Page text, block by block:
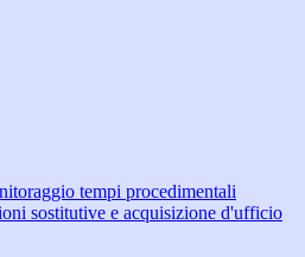
tempi procedimentali
sostitutive e acquisizione d'ufficio